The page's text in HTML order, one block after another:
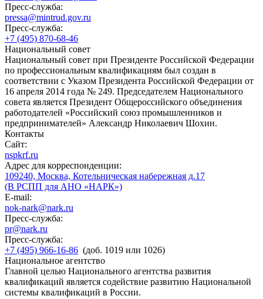
Пресс-служба:
pressa@mintrud.gov.ru
Пресс-служба:
+7 (495) 870-68-46
Национальный совет
Национальный совет при Президенте Российской Федерации
по профессиональным квалификациям был создан в
соответствии с Указом Президента Российской Федерации от
16 апреля 2014 года № 249. Председателем Национального
совета является Президент Общероссийского объединения
работодателей «Российский союз промышленников и
предпринимателей» Александр Николаевич Шохин.
Контакты
Сайт:
nspkrf.ru
Адрес для корреспонденции:
109240, Москва, Котельническая набережная д.17
(В РСПП для АНО «НАРК»)
E-mail:
nok-nark@nark.ru
Пресс-служба:
pr@nark.ru
Пресс-служба:
+7 (495) 966-16-86 (доб. 1019 или 1026)
Национальное агентство
Главной целью Национального агентства развития
квалификаций является содействие развитию Национальной
системы квалификаций в России.